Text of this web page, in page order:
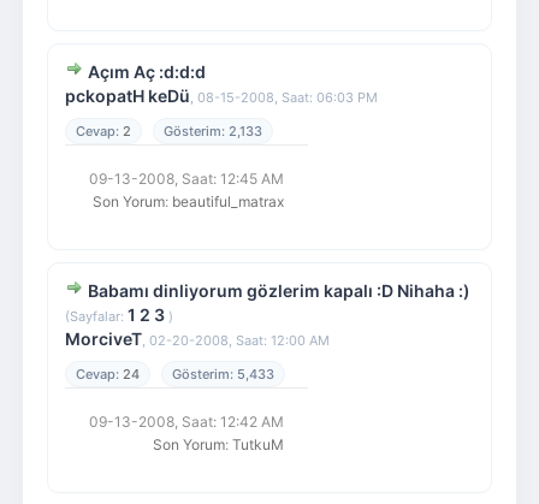
Açım Aç :d:d:d
pckopatH keDü, 08-15-2008, Saat: 06:03 PM
2
2,133
09-13-2008, Saat: 12:45 AM
Son Yorum: beautiful_matrax
Babamı dinliyorum gözlerim kapalı :D Nihaha :)
(Sayfalar: 1 2 3)
MorciveT, 02-20-2008, Saat: 12:00 AM
24
5,433
09-13-2008, Saat: 12:42 AM
Son Yorum: TutkuM